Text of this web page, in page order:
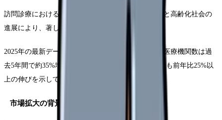
訪問診療における看護師の需要は、医療体制の変革と高齢化社会の
進展により、著しい成長を続けています。
2025年の最新データによると、訪問診療を提供する医療機関数は過
去5年間で約35%増加し、それに伴い看護師の求人数も前年比25%以
上の伸びを示しています。
市場拡大の背景と最新トレンド